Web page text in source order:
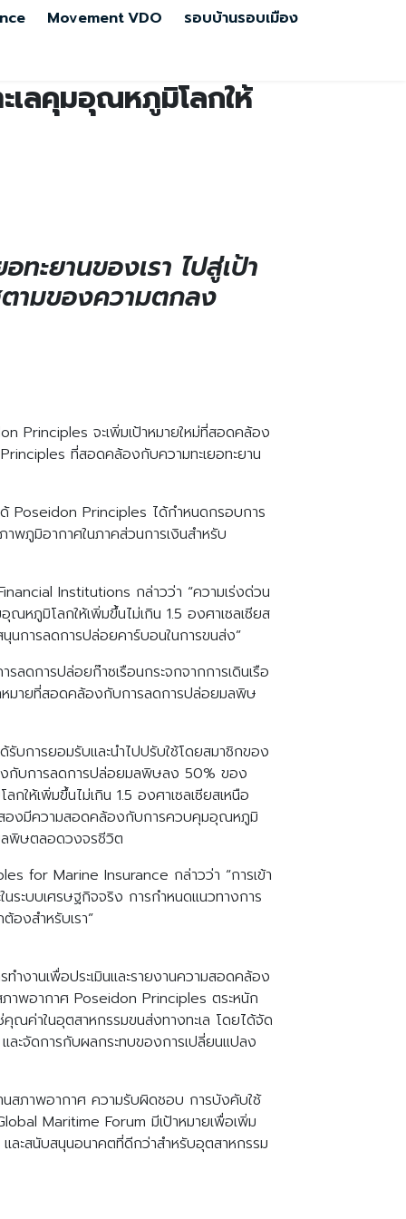
MovementVDO รอบบ้านรอบเมือง
เลคุมอุณหภูมิโลกให้
ทะยานของเรา ไปสู่เป้า
ามของความตกลง
Principles จะเพิ่มเป้าหมายใหม่ที่สอดคล้อง
ที่สอดคล้องกับความทะเยอทะยาน
Poseidon Principles ได้กำหนดกรอบการ
าพภูมิอากาศในภาคส่วนการเงินสำหรับ
Institutions กล่าวว่า “ความเร่งด่วน
ณหภูมิโลกให้เพิ่มขึ้นไม่เกิน 1.5 องศาเซลเซียส
นการลดการปล่อยคาร์บอนในการขนส่ง”
ดการปล่อยก๊าซเรือนกระจกจากการเดินเรือ
มายที่สอดคล้องกับการลดการปล่อยมลพิษ
รับการยอมรับและนำไปปรับใช้โดยสมาชิกของ
งกับการลดการปล่อยมลพิษลง 50% ของ
ห้เพิ่มขึ้นไม่เกิน 1.5 องศาเซลเซียสเหนือ
สองมีความสอดคล้องกับการควบคุมอุณหภูมิ
ลพิษตลอดวงจรชีวิต
for Marine Insurance กล่าวว่า “การเข้า
ระบบเศรษฐกิจจริง การกำหนดแนวทางการ
องสำหรับเรา”
านเพื่อประเมินและรายงานความสอดคล้อง
ภาพอากาศ Poseidon Principles ตระหนัก
ณค่าในอุตสาหกรรมขนส่งทางทะเล โดยได้จัด
ละจัดการกับผลกระทบของการเปลี่ยนแปลง
สภาพอากาศ ความรับผิดชอบ การบังคับใช้
Maritime Forum มีเป้าหมายเพื่อเพิ่ม
ละสนับสนุนอนาคตที่ดีกว่าสำหรับอุตสาหกรรม